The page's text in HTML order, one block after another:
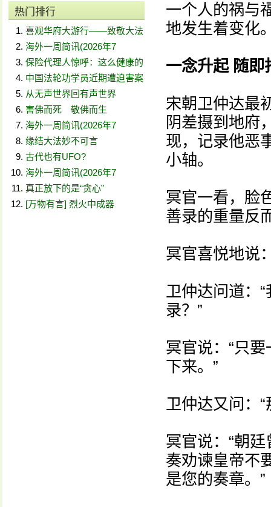
热门排行
喜观华府大游行——致敬大法
海外一周简讯(2026年7
保险代理人惊呼：这么健康的
中国法轮功学员近期遭迫害案
从无声世界回有声世界
害佛而死 敬佛而生
海外一周简讯(2026年7
缘结大法妙不可言
古代也有UFO?
海外一周简讯(2026年7
真正放下的是“贪心”
[万物有言] 烈火中成器
一个人的祸与
地发生着变化
一念升起 随即
宋朝卫仲达最
阴差摄到地府
现，记录他恶
小轴。
冥官一看，脸
善录的重量反
冥官喜悦地说
卫仲达问道：
录？”
冥官说：“只
下来。”
卫仲达又问：
冥官说：“朝
奏劝谏皇帝不
是您的奏章。”